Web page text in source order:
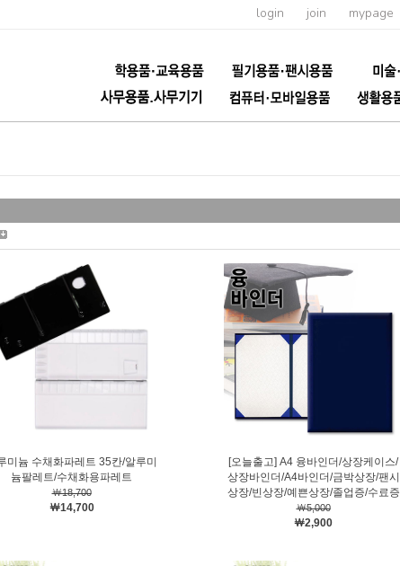
login join mypage
미늄 수채화파레트 35칸/알루미
늄팔레트/수채화용파레트
￦18,700
￦14,700
[오늘출고] A4 융바인더/상장케이스/
상장바인더/A4바인더/금박상장/팬시
상장/빈상장/예쁜상장/졸업증/수료증
￦5,000
￦2,900